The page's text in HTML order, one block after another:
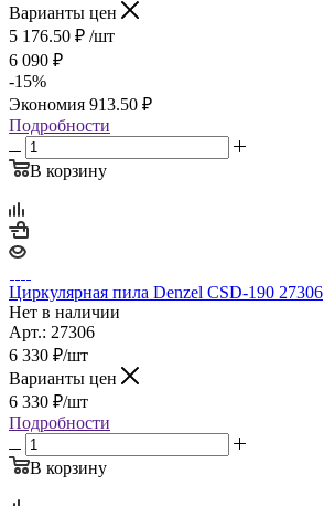
Варианты цен
5 176.50 ₽ /шт
6 090 ₽
-15%
Экономия 913.50 ₽
Подробности
В корзину
Циркулярная пила Denzel CSD-190 27306
Нет в наличии
Арт.: 27306
6 330 ₽/шт
Варианты цен
6 330 ₽/шт
Подробности
В корзину